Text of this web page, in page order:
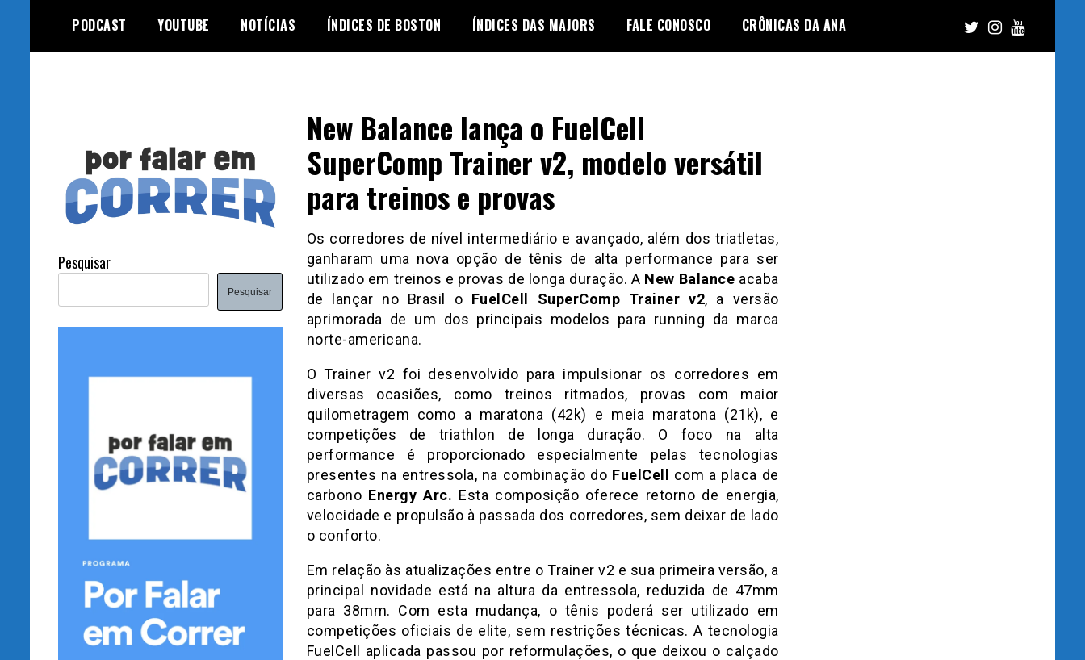
content
PODCAST YOUTUBE NOTÍCIAS ÍNDICES DE BOSTON ÍNDICES DAS MAJORS FALE CONOSCO CRÔNICAS DA ANA
New Balance lança o FuelCell
SuperComp Trainer v2, modelo versátil
para treinos e provas
Os corredores de nível intermediário e avançado, além dos triatletas,
ganharam uma nova opção de tênis de alta performance para ser
utilizado em treinos e provas de longa duração. A New Balance acaba
de lançar no Brasil o FuelCell SuperComp Trainer v2, a versão
aprimorada de um dos principais modelos para running da marca
norte-americana.
O Trainer v2 foi desenvolvido para impulsionar os corredores em
diversas ocasiões, como treinos ritmados, provas com maior
quilometragem como a maratona (42k) e meia maratona (21k), e
competições de triathlon de longa duração. O foco na alta
performance é proporcionado especialmente pelas tecnologias
presentes na entressola, na combinação do FuelCell com a placa de
carbono Energy Arc. Esta composição oferece retorno de energia,
velocidade e propulsão à passada dos corredores, sem deixar de lado
o conforto.
Em relação às atualizações entre o Trainer v2 e sua primeira versão, a
principal novidade está na altura da entressola, reduzida de 47mm
para 38mm. Com esta mudança, o tênis poderá ser utilizado em
competições oficiais de elite, sem restrições técnicas. A tecnologia
FuelCell aplicada passou por reformulações, o que deixou o calçado
Pesquisar
Pesquisar